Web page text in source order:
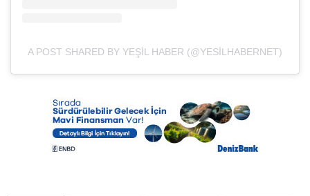
A POST SHARED BY YEŞIL HABER (@YESILHABERNET)